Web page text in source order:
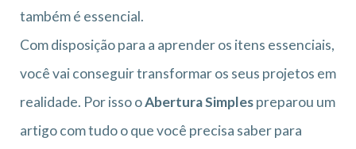
também é essencial.
Com disposição para a aprender os itens essenciais,
você vai conseguir transformar os seus projetos em
realidade. Por isso oAbertura Simplespreparou um
artigo com tudo o que você precisa saber para